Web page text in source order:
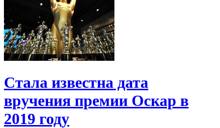
Стала известна дата
вручения премии Оскар в
2019 году